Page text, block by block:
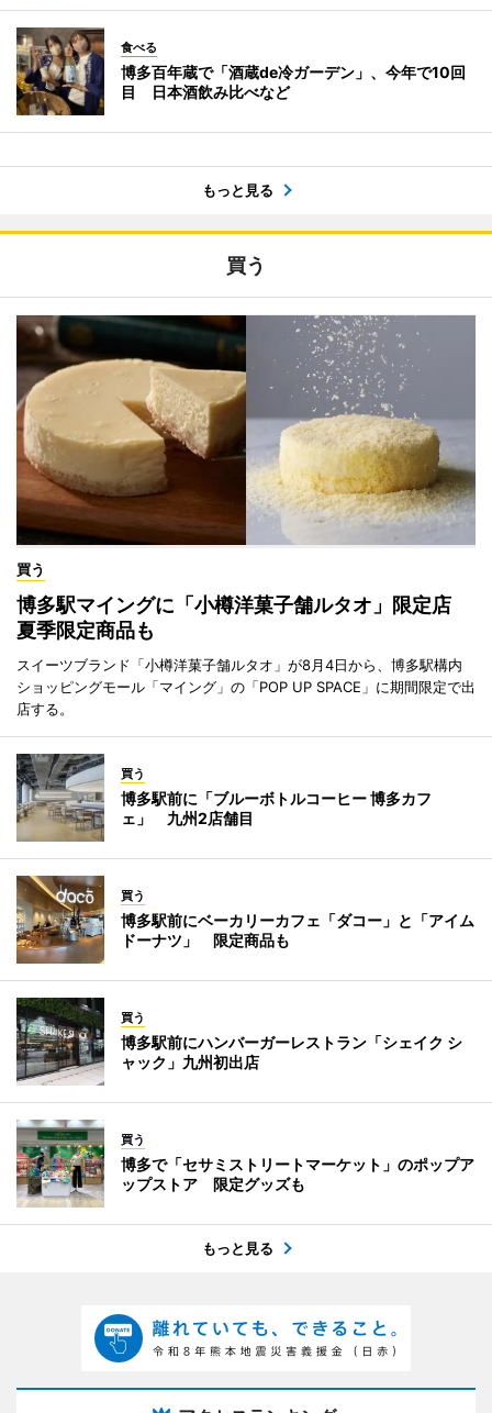
食べる
博多百年蔵で「酒蔵de冷ガーデン」、今年で10回
目 日本酒飲み比べなど
もっと見る
買う
買う
博多駅マイングに「小樽洋菓子舗ルタオ」限定店
夏季限定商品も
スイーツブランド「小樽洋菓子舗ルタオ」が8月4日から、博多駅構内
ショッピングモール「マイング」の「POP UP SPACE」に期間限定で出
店する。
買う
博多駅前に「ブルーボトルコーヒー 博多カフ
ェ」 九州2店舗目
買う
博多駅前にベーカリーカフェ「ダコー」と「アイム
ドーナツ」 限定商品も
買う
博多駅前にハンバーガーレストラン「シェイク シ
ャック」九州初出店
買う
博多で「セサミストリートマーケット」のポップア
ップストア 限定グッズも
もっと見る